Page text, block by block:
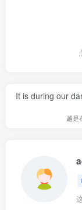
It is during our
越是